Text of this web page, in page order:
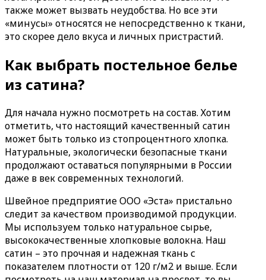
также может вызвать неудобства. Но все эти
«минусы» относятся не непосредственно к ткани,
это скорее дело вкуса и личных пристрастий.
Как выбрать постельное белье
из сатина?
Для начала нужно посмотреть на состав. Хотим
отметить, что настоящий качественный сатин
может быть только из стопроцентного хлопка.
Натуральные, экологически безопасные ткани
продолжают оставаться популярными в России
даже в век современных технологий.
Швейное предприятие ООО «Эста» пристально
следит за качеством производимой продукции.
Мы используем только натуральное сырье,
высококачественные хлопковые волокна. Наш
сатин – это прочная и надежная ткань с
показателем плотности от 120 г/м2 и выше. Если